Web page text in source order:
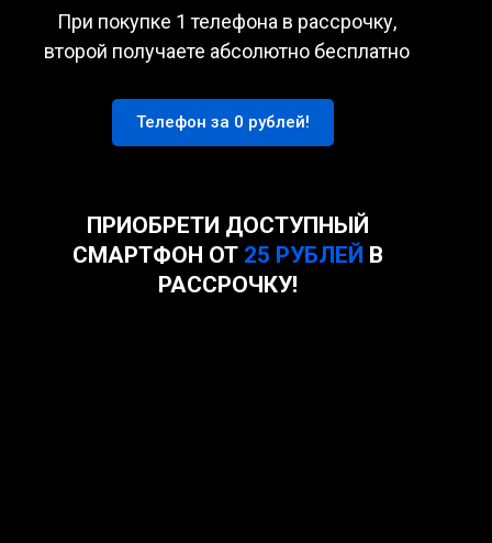
Телефон за 0 рублей!
При покупке 1 телефона в рассрочку,
второй получаете абсолютно бесплатно
ПРИОБРЕТИ ДОСТУПНЫЙ
СМАРТФОН ОТ 25 РУБЛЕЙ В
РАССРОЧКУ!